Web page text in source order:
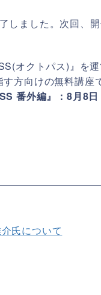
しました。次回、
オクトパス)』を
方向けの無料講座
番外編』：8月8
氏について